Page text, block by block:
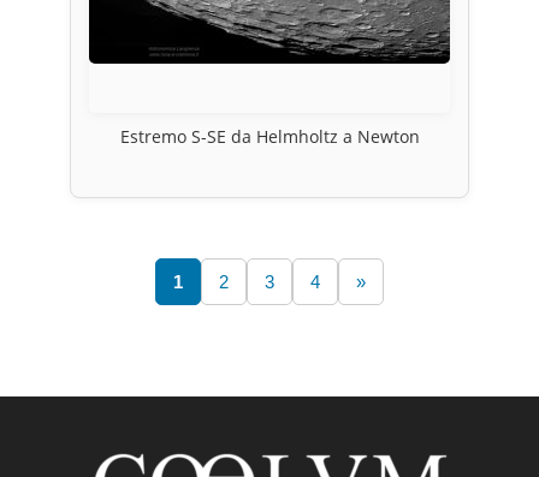
Estremo S-SE da Helmholtz a Newton
1 2 3 4 »